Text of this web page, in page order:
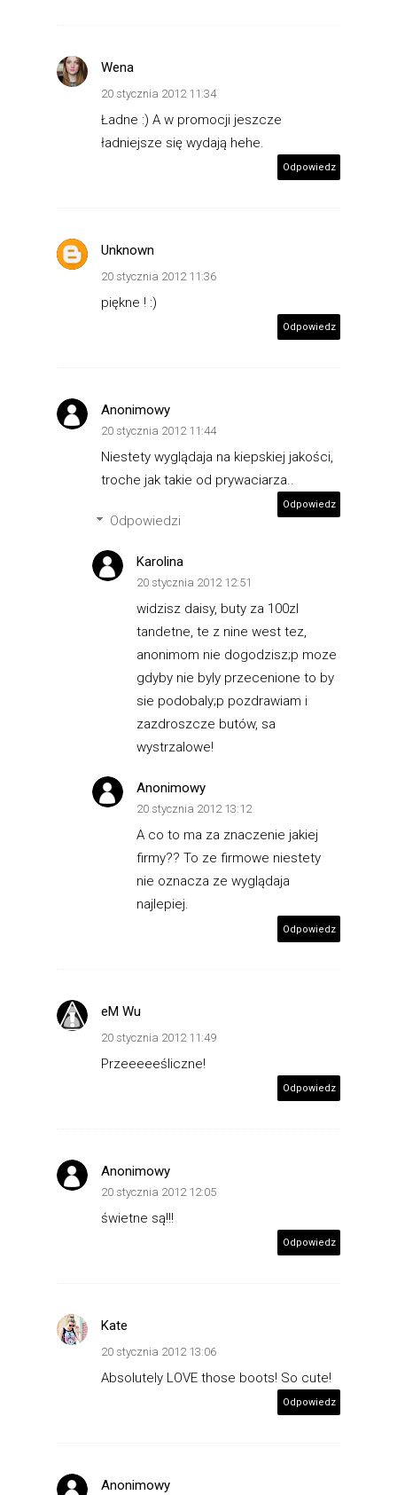
Wena
20 stycznia 2012 11:34
Ładne :) A w promocji jeszcze
ładniejsze się wydają hehe.
Odpowiedz
Unknown
20 stycznia 2012 11:36
piękne ! :)
Odpowiedz
Anonimowy
20 stycznia 2012 11:44
Niestety wyglądaja na kiepskiej jakości,
troche jak takie od prywaciarza..
Odpowiedz
Odpowiedzi
Karolina
20 stycznia 2012 12:51
widzisz daisy, buty za 100zl
tandetne, te z nine west tez,
anonimom nie dogodzisz;p moze
gdyby nie byly przecenione to by
sie podobaly;p pozdrawiam i
zazdroszcze butów, sa
wystrzalowe!
Anonimowy
20 stycznia 2012 13:12
A co to ma za znaczenie jakiej
firmy?? To ze firmowe niestety
nie oznacza ze wyglądaja
najlepiej.
Odpowiedz
eM Wu
20 stycznia 2012 11:49
Przeeeeeśliczne!
Odpowiedz
Anonimowy
20 stycznia 2012 12:05
świetne są!!!
Odpowiedz
Kate
20 stycznia 2012 13:06
Absolutely LOVE those boots! So cute!
Odpowiedz
Anonimowy